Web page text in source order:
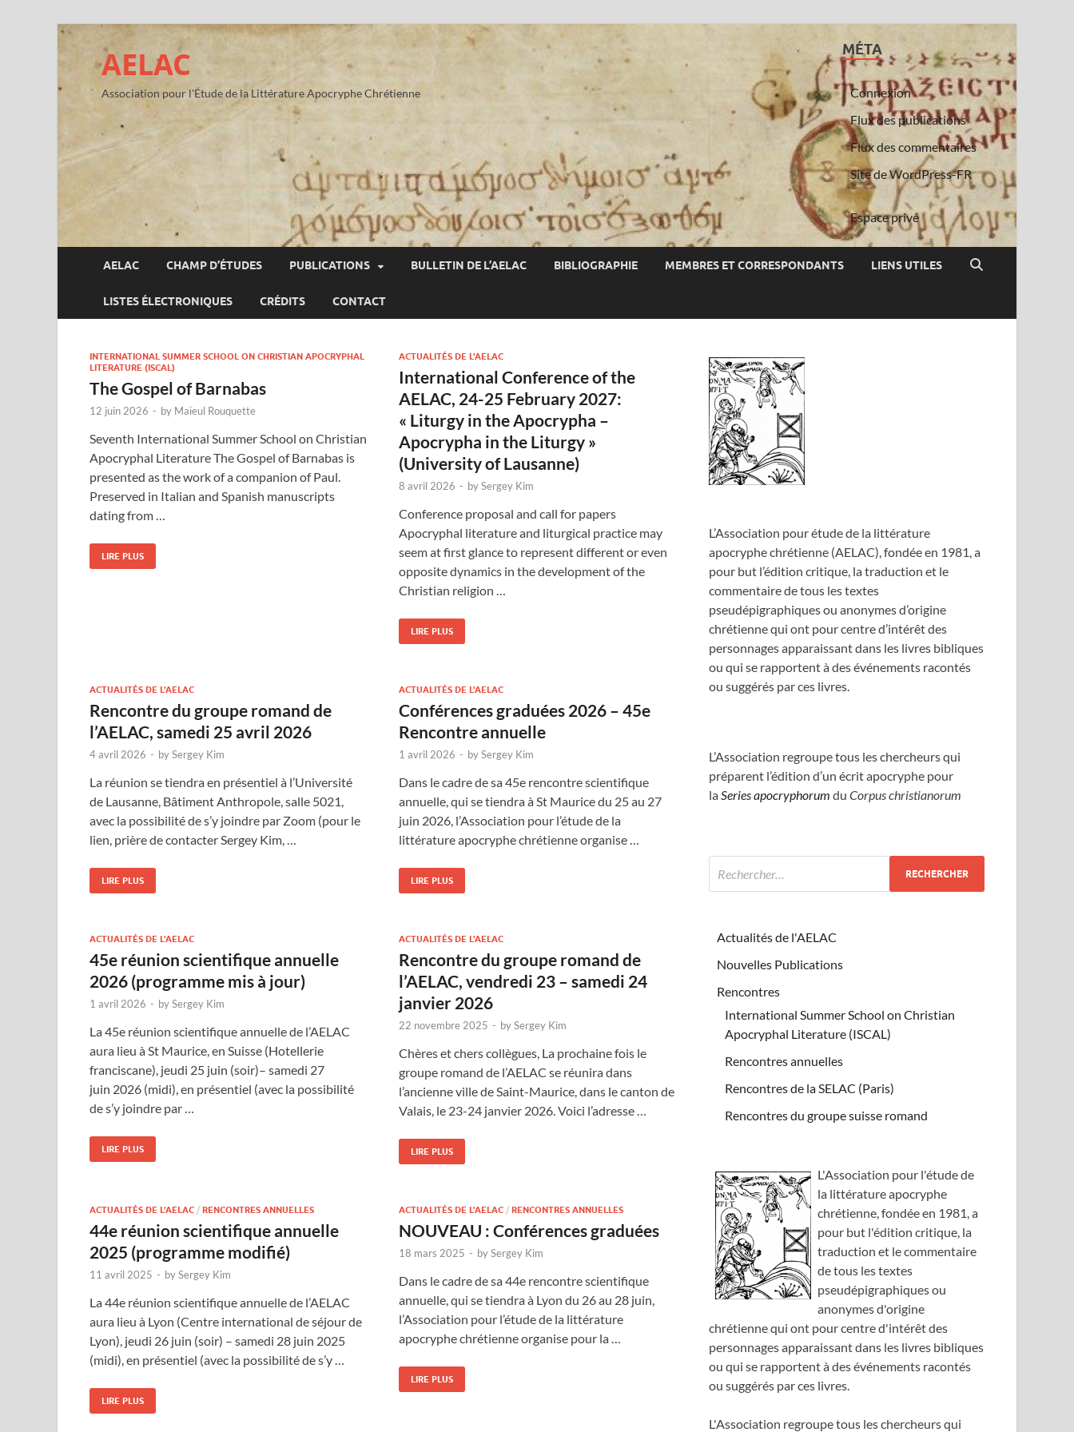
AELAC
Association pour l'Étude de la Littérature Apocryphe Chrétienne
MÉTA
Connexion
Flux des publications
Flux des commentaires
Site de WordPress-FR
Espace privé
AELAC CHAMP D’ÉTUDES PUBLICATIONS BULLETIN DE L’AELAC BIBLIOGRAPHIE MEMBRES ET CORRESPONDANTS LIENS UTILES
LISTES ÉLECTRONIQUES CRÉDITS CONTACT
INTERNATIONAL SUMMER SCHOOL ON CHRISTIAN APOCRYPHAL
LITERATURE (ISCAL)
The Gospel of Barnabas
12 juin 2026 - by Maïeul Rouquette
Seventh International Summer School on Christian
Apocryphal Literature The Gospel of Barnabas is
presented as the work of a companion of Paul.
Preserved in Italian and Spanish manuscripts
dating from …
LIRE PLUS
ACTUALITÉS DE L'AELAC
International Conference of the
AELAC, 24-25 February 2027:
« Liturgy in the Apocrypha –
Apocrypha in the Liturgy »
(University of Lausanne)
8 avril 2026 - bySergey Kim
Conference proposal and call for papers
Apocryphal literature and liturgical practice may
seem at first glance to represent different or even
opposite dynamics in the development of the
Christian religion …
LIRE PLUS
ACTUALITÉS DE L'AELAC
Rencontre du groupe romand de
l’AELAC, samedi 25 avril 2026
4 avril 2026 - bySergey Kim
La réunion se tiendra en présentiel à l’Université
de Lausanne, Bâtiment Anthropole, salle 5021,
avec la possibilité de s’y joindre par Zoom (pour le
lien, prière de contacter Sergey Kim, …
LIRE PLUS
ACTUALITÉS DE L'AELAC
Conférences graduées 2026 – 45e
Rencontre annuelle
1 avril 2026 - bySergey Kim
Dans le cadre de sa 45e rencontre scientifique
annuelle, qui se tiendra à St Maurice du 25 au 27
juin 2026, l’Association pour l’étude de la
littérature apocryphe chrétienne organise …
LIRE PLUS
ACTUALITÉS DE L'AELAC
45e réunion scientifique annuelle
2026 (programme mis à jour)
1 avril 2026 - bySergey Kim
La 45e réunion scientifique annuelle de l’AELAC
aura lieu à St Maurice, en Suisse (Hotellerie
franciscane), jeudi 25 juin (soir)– samedi 27
juin 2026 (midi), en présentiel (avec la possibilité
de s’y joindre par …
LIRE PLUS
ACTUALITÉS DE L'AELAC
Rencontre du groupe romand de
l’AELAC, vendredi 23 – samedi 24
janvier 2026
22 novembre 2025 - bySergey Kim
Chères et chers collègues, La prochaine fois le
groupe romand de l’AELAC se réunira dans
l’ancienne ville de Saint-Maurice, dans le canton de
Valais, le 23-24 janvier 2026. Voici l’adresse …
LIRE PLUS
ACTUALITÉS DE L'AELAC / RENCONTRES ANNUELLES
44e réunion scientifique annuelle
2025 (programme modifié)
11 avril 2025 - bySergey Kim
La 44e réunion scientifique annuelle de l’AELAC
aura lieu à Lyon (Centre international de séjour de
Lyon), jeudi 26 juin (soir) – samedi 28 juin 2025
(midi), en présentiel (avec la possibilité de s’y …
LIRE PLUS
ACTUALITÉS DE L'AELAC / RENCONTRES ANNUELLES
NOUVEAU : Conférences graduées
18 mars 2025 - bySergey Kim
Dans le cadre de sa 44e rencontre scientifique
annuelle, qui se tiendra à Lyon du 26 au 28 juin,
l’Association pour l’étude de la littérature
apocryphe chrétienne organise pour la …
LIRE PLUS
L’Association pour étude de la littérature
apocryphe chrétienne (AELAC), fondée en 1981, a
pour but l’édition critique, la traduction et le
commentaire de tous les textes
pseudépigraphiques ou anonymes d’origine
chrétienne qui ont pour centre d’intérêt des
personnages apparaissant dans les livres bibliques
ou qui se rapportent à des événements racontés
ou suggérés par ces livres.
L’Association regroupe tous les chercheurs qui
préparent l’édition d’un écrit apocryphe pour
laSeries apocryphorum duCorpus christianorum
Actualités de l'AELAC
Nouvelles Publications
Rencontres
International Summer School on Christian
Apocryphal Literature (ISCAL)
Rencontres annuelles
Rencontres de la SELAC (Paris)
Rencontres du groupe suisse romand
L'Association pour l'étude de
la littérature apocryphe
chrétienne, fondée en 1981, a
pour but l'édition critique, la
traduction et le commentaire
de tous les textes
pseudépigraphiques ou
anonymes d'origine
chrétienne qui ont pour centre d'intérêt des
personnages apparaissant dans les livres bibliques
ou qui se rapportent à des événements racontés
ou suggérés par ces livres.
L'Association regroupe tous les chercheurs qui